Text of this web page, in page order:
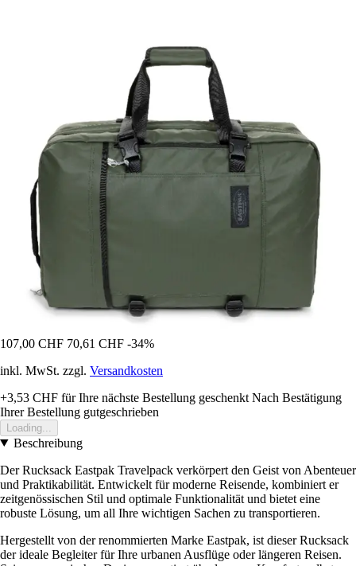
107,00 CHF 70,61 CHF -34%
inkl. MwSt. zzgl. Versandkosten
+3,53 CHF für Ihre nächste Bestellung geschenkt Nach Bestätigung
Ihrer Bestellung gutgeschrieben
Loading...
Beschreibung
Der Rucksack Eastpak Travelpack verkörpert den Geist von Abenteuer
und Praktikabilität. Entwickelt für moderne Reisende, kombiniert er
zeitgenössischen Stil und optimale Funktionalität und bietet eine
robuste Lösung, um all Ihre wichtigen Sachen zu transportieren.
Hergestellt von der renommierten Marke Eastpak, ist dieser Rucksack
der ideale Begleiter für Ihre urbanen Ausflüge oder längeren Reisen.